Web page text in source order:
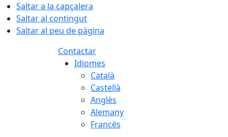
Saltar a la capçalera
Saltar al contingut
Saltar al peu de pàgina
Contactar
Idiomes
Català
Castellà
Anglès
Alemany
Francès